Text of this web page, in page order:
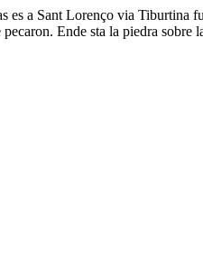
a Sant Lorenço via Tiburtina
Ende sta la piedra